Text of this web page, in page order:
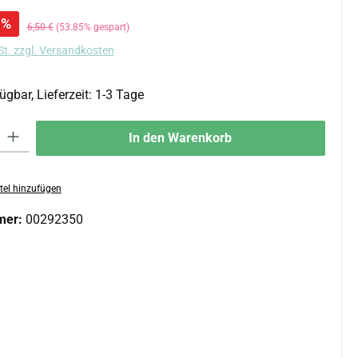
% Regulärer Preis:
6,50 € (53.85% gespart)
zzgl. Versandkosten
Lieferzeit: 1-3 Tage
In den Warenkorb
hinzufügen
00292350